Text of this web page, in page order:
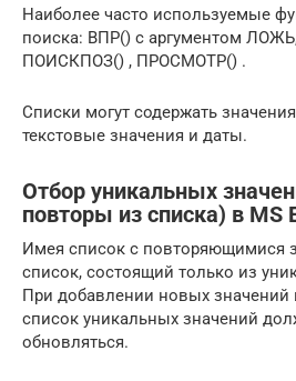
Наиболее часто используемые
поиска: ВПР() с аргументом
ПОИСКПОЗ() , ПРОСМОТР() .
Списки могут содержать
текстовые значения и даты.
Отбор уникальных
повторы из списка) в MS
Имея список с повторяющимися
список, состоящий только из
При добавлении новых значений
список уникальных значений
обновляться.